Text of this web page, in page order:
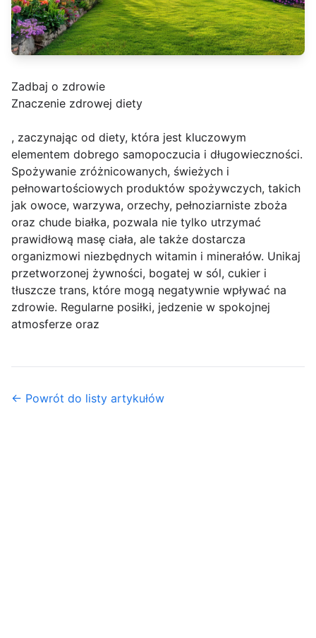
Zadbaj o zdrowie
Znaczenie zdrowej diety
, zaczynając od diety, która jest kluczowym
elementem dobrego samopoczucia i długowieczności.
Spożywanie zróżnicowanych, świeżych i
pełnowartościowych produktów spożywczych, takich
jak owoce, warzywa, orzechy, pełnoziarniste zboża
oraz chude białka, pozwala nie tylko utrzymać
prawidłową masę ciała, ale także dostarcza
organizmowi niezbędnych witamin i minerałów. Unikaj
przetworzonej żywności, bogatej w sól, cukier i
tłuszcze trans, które mogą negatywnie wpływać na
zdrowie. Regularne posiłki, jedzenie w spokojnej
atmosferze oraz
← Powrót do listy artykułów